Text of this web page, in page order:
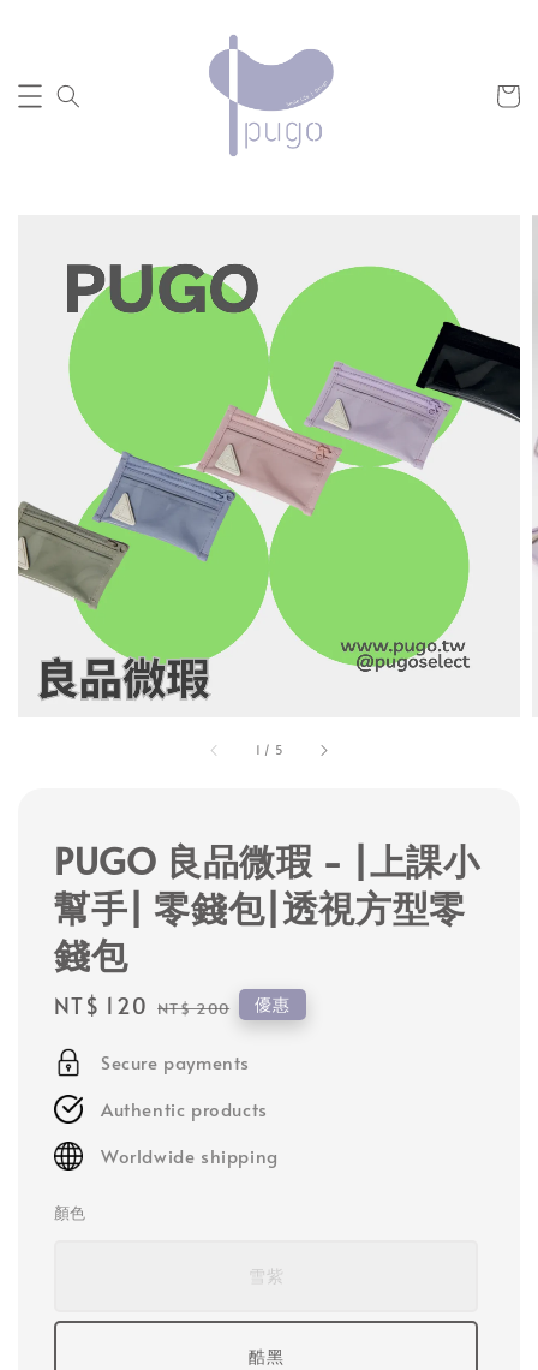
1 / 5
PUGO 良品微瑕 - |上課小
幫手| 零錢包|透視方型零
錢包
Sale
NT$ 120 Regular
NT$ 200 優惠
Secure payments
Authentic products
Worldwide shipping
顏色
雪紫
酷黑